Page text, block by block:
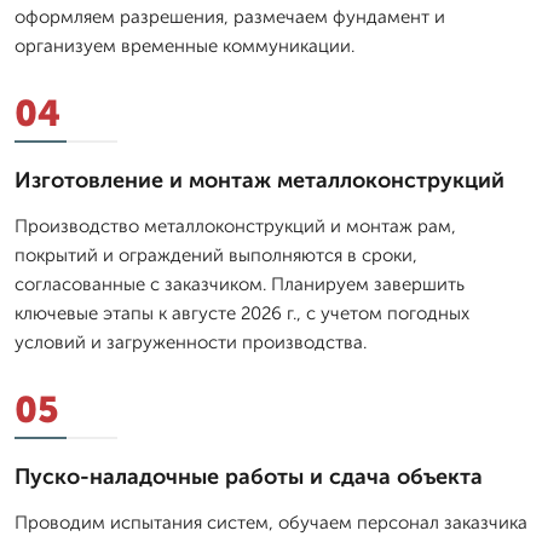
оформляем разрешения, размечаем фундамент и
организуем временные коммуникации.
04
Изготовление и монтаж металлоконструкций
Производство металлоконструкций и монтаж рам,
покрытий и ограждений выполняются в сроки,
согласованные с заказчиком. Планируем завершить
ключевые этапы к августе 2026 г., с учетом погодных
условий и загруженности производства.
05
Пуско-наладочные работы и сдача объекта
Проводим испытания систем, обучаем персонал заказчика